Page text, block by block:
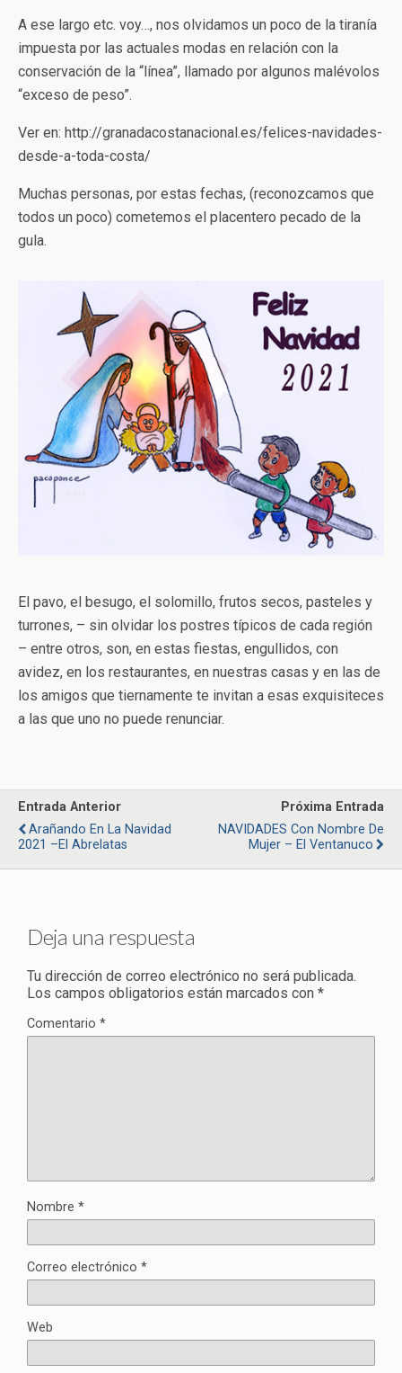
A ese largo etc. voy…, nos olvidamos un poco de la tiranía
impuesta por las actuales modas en relación con la
conservación de la “línea”, llamado por algunos malévolos
“exceso de peso”.
Ver en: http://granadacostanacional.es/felices-navidades-
desde-a-toda-costa/
Muchas personas, por estas fechas, (reconozcamos que
todos un poco) cometemos el placentero pecado de la
gula.
El pavo, el besugo, el solomillo, frutos secos, pasteles y
turrones, – sin olvidar los postres típicos de cada región
– entre otros, son, en estas fiestas, engullidos, con
avidez, en los restaurantes, en nuestras casas y en las de
los amigos que tiernamente te invitan a esas exquisiteces
a las que uno no puede renunciar.
Entrada Anterior
Arañando En La Navidad
2021 –El Abrelatas
Próxima Entrada
NAVIDADES Con Nombre De
Mujer – El Ventanuco
Deja una respuesta
Tu dirección de correo electrónico no será publicada.
Los campos obligatorios están marcados con *
Comentario *
Nombre *
Correo electrónico *
Web